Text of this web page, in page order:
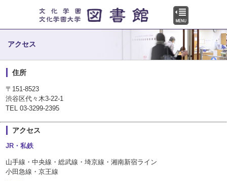
アクセス
住所
〒151-8523
渋谷区代々木3-22-1
TEL 03-3299-2395
アクセス
JR・私鉄
山手線・中央線・総武線・埼京線・湘南新宿ライン
小田急線・京王線